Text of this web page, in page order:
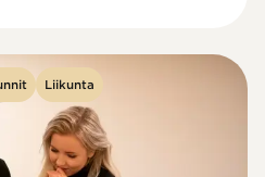
Liikunta